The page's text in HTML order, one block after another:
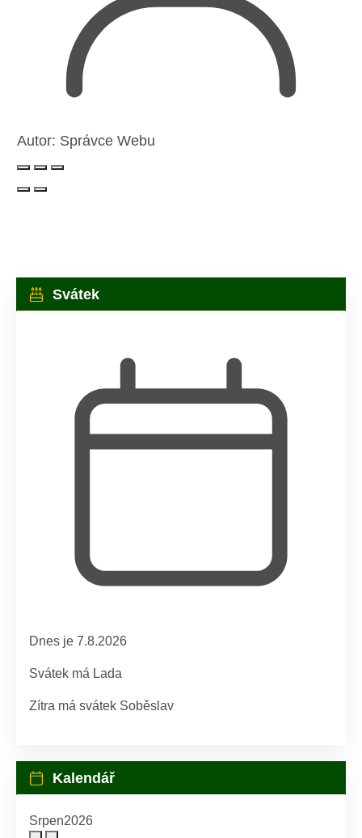
Autor: Správce Webu
Svátek
Dnes je 7.8.2026
Svátek má Lada
Zítra má svátek Soběslav
Kalendář
Srpen2026